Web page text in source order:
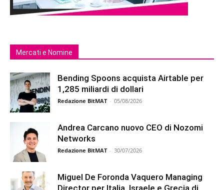
Mercati e Nomine
Bending Spoons acquista Airtable per
1,285 miliardi di dollari
Redazione BitMAT - 05/08/2026
Andrea Carcano nuovo CEO di Nozomi
Networks
Redazione BitMAT - 30/07/2026
Miguel De Foronda Vaquero Managing